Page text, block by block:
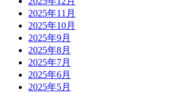
2025年11月
2025年10月
2025年9月
2025年8月
2025年7月
2025年6月
2025年5月